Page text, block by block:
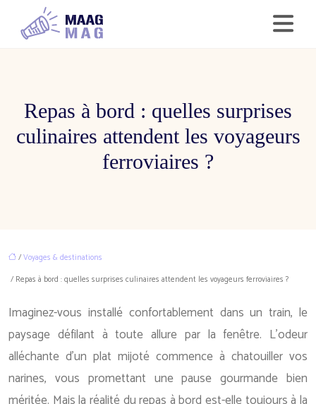
Repas à bord : quelles surprises
culinaires attendent les voyageurs
ferroviaires ?
/Voyages & destinations
/ Repas à bord : quelles surprises culinaires attendent les voyageurs ferroviaires ?
Imaginez-vous installé confortablement dans un train, le
paysage défilant à toute allure par la fenêtre. L’odeur
alléchante d’un plat mijoté commence à chatouiller vos
narines, vous promettant une pause gourmande bien